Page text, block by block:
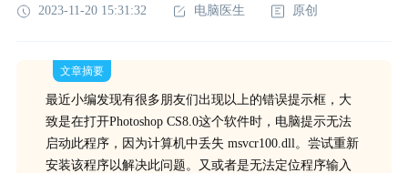
2023-11-20 15:31:32 电脑医生 原创
文章摘要
最近小编发现有很多朋友们出现以上的错误提示框，大
致是在打开Photoshop CS8.0这个软件时，电脑提示无法
启动此程序，因为计算机中丢失 msvcr100.dll。尝试重新
安装该程序以解决此问题。又或者是无法定位程序输入